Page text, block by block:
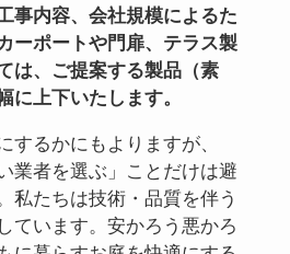
事内容、会社規模によるた
ーポートや門扉、テラス製
は、ご提案する製品（素
に上下いたします。
するかにもよりますが、
業者を選ぶ」ことだけは避
私たちは技術・品質を伴う
ています。安かろう悪かろ